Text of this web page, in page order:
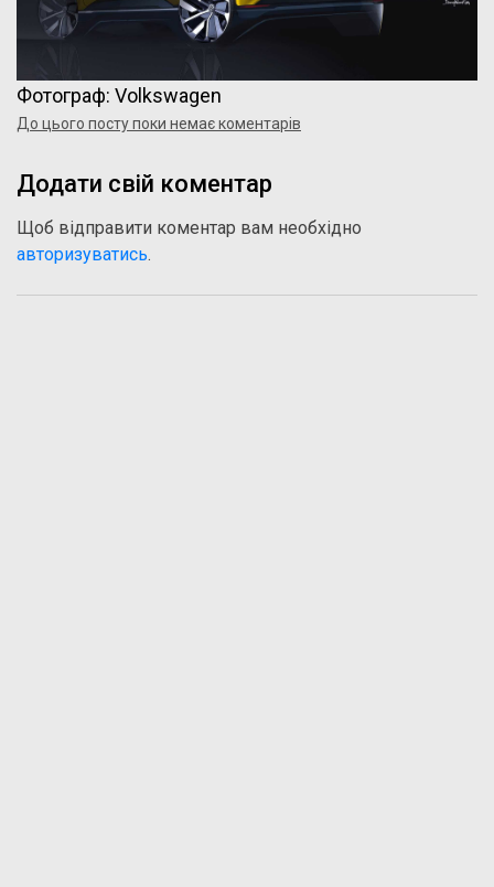
Фотограф: Volkswagen
До цього посту поки немає коментарів
Додати свій коментар
Щоб відправити коментар вам необхідно
авторизуватись.